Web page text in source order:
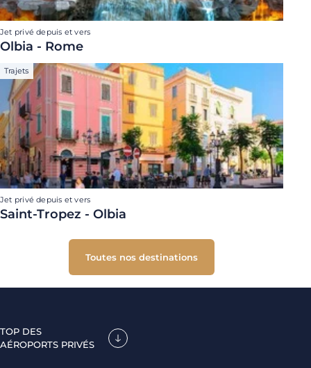
Jet privé depuis et vers
Olbia - Rome
Trajets
Jet privé depuis et vers
Saint-Tropez - Olbia
Toutes nos destinations
TOP DES
AÉROPORTS PRIVÉS